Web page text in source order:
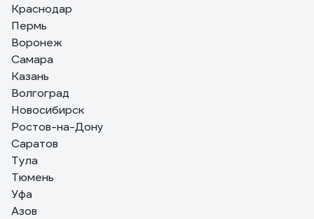
Краснодар
Пермь
Воронеж
Самара
Казань
Волгоград
Новосибирск
Ростов-на-Дону
Саратов
Тула
Тюмень
Уфа
Азов